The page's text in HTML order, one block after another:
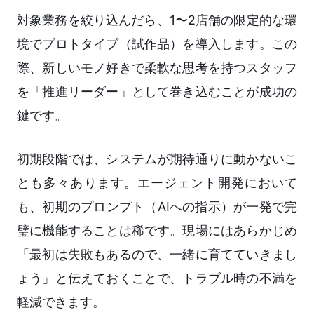
対象業務を絞り込んだら、1〜2店舗の限定的な環
境でプロトタイプ（試作品）を導入します。この
際、新しいモノ好きで柔軟な思考を持つスタッフ
を「推進リーダー」として巻き込むことが成功の
鍵です。
初期段階では、システムが期待通りに動かないこ
とも多々あります。エージェント開発において
も、初期のプロンプト（AIへの指示）が一発で完
璧に機能することは稀です。現場にはあらかじめ
「最初は失敗もあるので、一緒に育てていきまし
ょう」と伝えておくことで、トラブル時の不満を
軽減できます。